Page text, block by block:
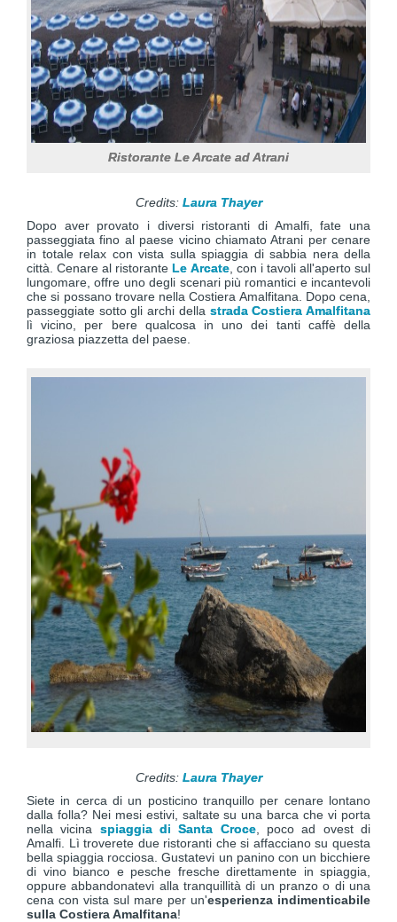
Ristorante Le Arcate ad Atrani
Credits: Laura Thayer
Dopo aver provato i diversi ristoranti di Amalfi, fate una
passeggiata fino al paese vicino chiamato Atrani per cenare
in totale relax con vista sulla spiaggia di sabbia nera della
città. Cenare al ristoranteLe Arcate, con i tavoli all'aperto sul
lungomare, offre uno degli scenari più romantici e incantevoli
che si possano trovare nella Costiera Amalfitana. Dopo cena,
passeggiate sotto gli archi della strada Costiera Amalfitana
lì vicino, per bere qualcosa in uno dei tanti caffè della
graziosa piazzetta del paese.
Credits: Laura Thayer
Siete in cerca di un posticino tranquillo per cenare lontano
dalla folla? Nei mesi estivi, saltate su una barca che vi porta
nella vicina spiaggia di Santa Croce, poco ad ovest di
Amalfi. Lì troverete due ristoranti che si affacciano su questa
bella spiaggia rocciosa. Gustatevi un panino con un bicchiere
di vino bianco e pesche fresche direttamente in spiaggia,
oppure abbandonatevi alla tranquillità di un pranzo o di una
cena con vista sul mare per un'esperienza indimenticabile
sulla Costiera Amalfitana!